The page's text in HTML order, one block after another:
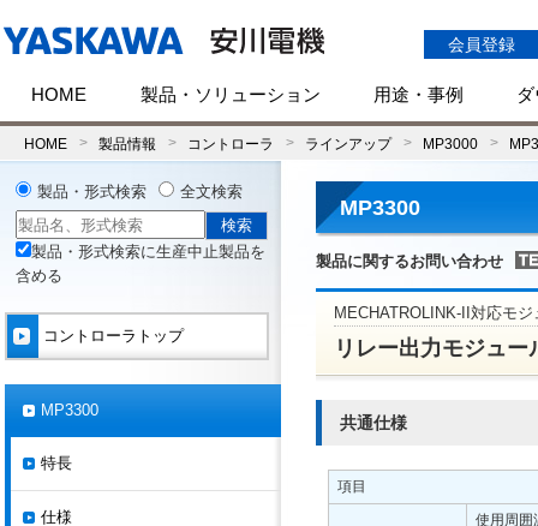
会員登録
HOME 製品・ソリューション 用途・事例
HOME 製品情報 コントローラ ラインアップ MP3000
MP3300
製品に関するお問い合わせ
MECHATROLINK-II対応モジ
リレー出力モジュー
共通仕様
項目
使用周囲
製品・形式検索 全文検索
製品・形式検索に生産中止製品を
含める
コントローラトップ
MP3300
特長
仕様